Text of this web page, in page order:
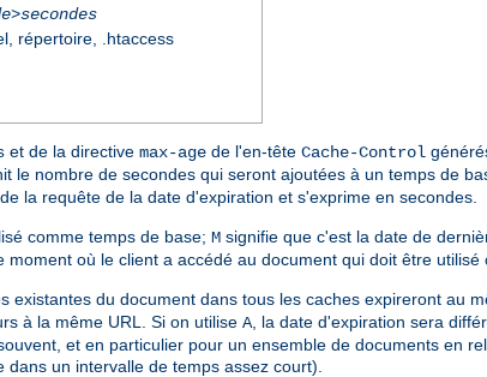
répertoire, .htaccess
et de la directive max-age de l'en-tête Cache-Control
le nombre de secondes qui seront ajoutées à un temps de
la requête de la date d'expiration et s'exprime en secondes.
comme temps de base; M signifie que c'est la date de
moment où le client a accédé au document qui doit être utilisé
existantes du document dans tous les caches expireront au
à la même URL. Si on utilise A , la date d'expiration sera
et en particulier pour un ensemble de documents en
un intervalle de temps assez court).